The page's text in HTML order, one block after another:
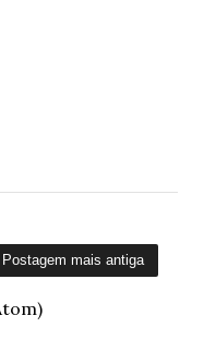
Postagem mais antiga